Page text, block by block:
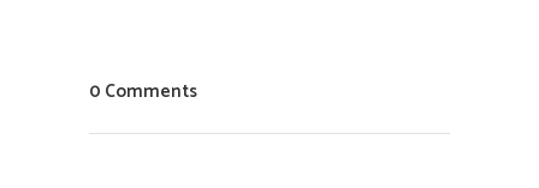
0 Comments